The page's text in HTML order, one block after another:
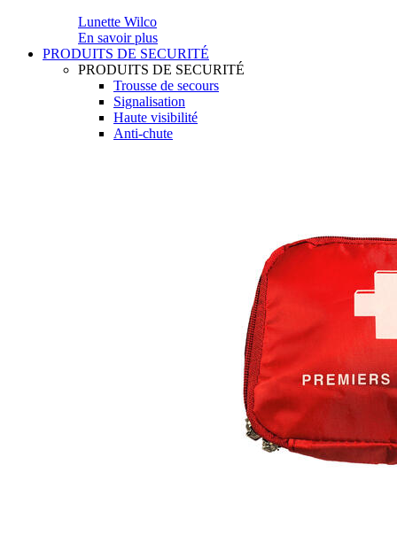
Lunette Wilco
En savoir plus
PRODUITS DE SECURITÉ
PRODUITS DE SECURITÉ
Trousse de secours
Signalisation
Haute visibilité
Anti-chute